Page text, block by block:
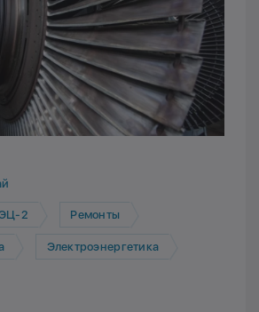
2 Ремонты
Электроэнергетика